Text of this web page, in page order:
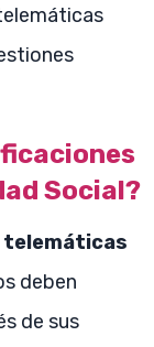
Social?
telemáticas
deben
de sus